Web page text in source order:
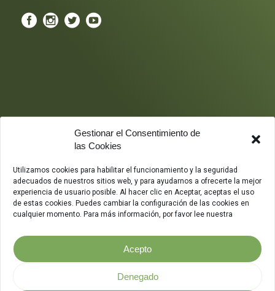
Gestionar el Consentimiento de
las Cookies
Utilizamos cookies para habilitar el funcionamiento y la seguridad
adecuados de nuestros sitios web, y para ayudarnos a ofrecerte la mejor
experiencia de usuario posible. Al hacer clic en Aceptar, aceptas el uso
de estas cookies. Puedes cambiar la configuración de las cookies en
cualquier momento. Para más información, por favor lee nuestra
Acepto
Denegado